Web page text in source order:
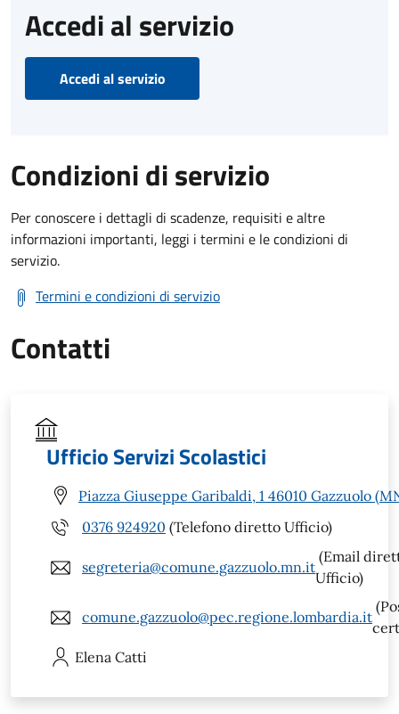
Accedi al servizio
Accedi al servizio
Condizioni di servizio
Per conoscere i dettagli di scadenze, requisiti e altre
informazioni importanti, leggi i termini e le condizioni di
servizio.
Termini e condizioni di servizio
Contatti
Ufficio Servizi Scolastici
Piazza Giuseppe Garibaldi, 1 46010 Gazzuolo
0376 924920 (Telefono diretto Ufficio)
segreteria@comune.gazzuolo.mn.it
(Email
Ufficio)
comune.gazzuolo@pec.regione.lombardia.it
Elena Catti